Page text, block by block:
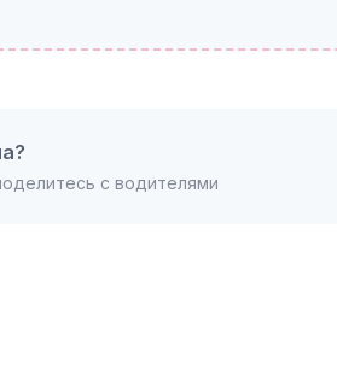
с водителями